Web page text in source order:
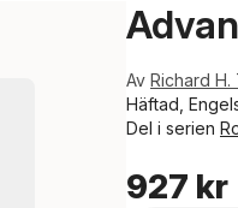
Av Richard H.
Häftad,
Del i serien
927 kr